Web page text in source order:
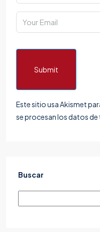
Submit
Este sitio usa Akismet
se procesan los datos
Buscar